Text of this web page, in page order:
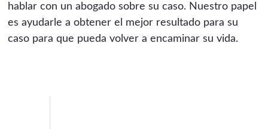
hablar con un abogado sobre su caso. Nuestro papel
es ayudarle a obtener el mejor resultado para su
caso para que pueda volver a encaminar su vida.